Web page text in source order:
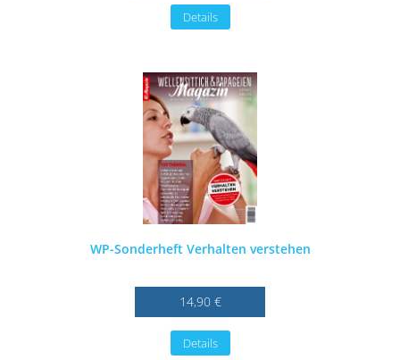
Details
WP-Sonderheft Verhalten verstehen
14,90 €
Details